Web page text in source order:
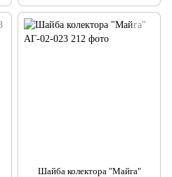
Шайба колектора "Майга"